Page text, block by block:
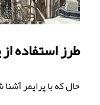
طرز استفاده
حال که با پرایمر